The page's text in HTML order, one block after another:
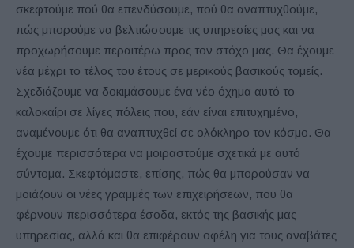
σκεφτούμε πού θα επενδύσουμε, πού θα αναπτυχθούμε,
πώς μπορούμε να βελτιώσουμε τις υπηρεσίες μας και να
προχωρήσουμε περαιτέρω προς τον στόχο μας. Θα έχουμε
νέα μέχρι το τέλος του έτους σε μερικούς βασικούς τομείς.
Σχεδιάζουμε να δοκιμάσουμε ένα νέο όχημα αυτό το
καλοκαίρι σε λίγες πόλεις που, εάν είναι επιτυχημένο,
αναμένουμε ότι θα αναπτυχθεί σε ολόκληρο τον κόσμο. Θα
έχουμε περισσότερα να μοιραστούμε σχετικά με αυτό
σύντομα. Σκεφτόμαστε, επίσης, πώς θα μπορούσαν να
μοιάζουν οι νέες γραμμές των επιχειρήσεων, που θα
φέρνουν περισσότερα έσοδα, εκτός της βασικής μας
υπηρεσίας, αλλά και θα επιφέρουν οφέλη για τους αναβάτες